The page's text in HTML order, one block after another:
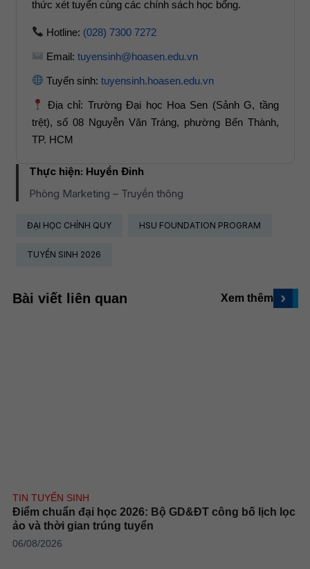
thức xét tuyển cùng các chính sách học bổng.
Hotline: (028) 7300 7272
Email: tuyensinh@hoasen.edu.vn
Tuyển sinh: tuyensinh.hoasen.edu.vn
Địa chỉ: Trường Đại học Hoa Sen (Sảnh G, tầng
trệt), số 08 Nguyễn Văn Tráng, phường Bến Thành,
TP. HCM
Thực hiện: Huyền Đinh
Phòng Marketing – Truyền thông
ĐẠI HỌC CHÍNH QUY HSU FOUNDATION PROGRAM
TUYỂN SINH 2026
Bài viết liên quan Xem thêm ›
TIN TUYỂN SINH
Điểm chuẩn đại học 2026: Bộ GD&ĐT công bố lịch lọc
ảo và thời gian trúng tuyển
06/08/2026